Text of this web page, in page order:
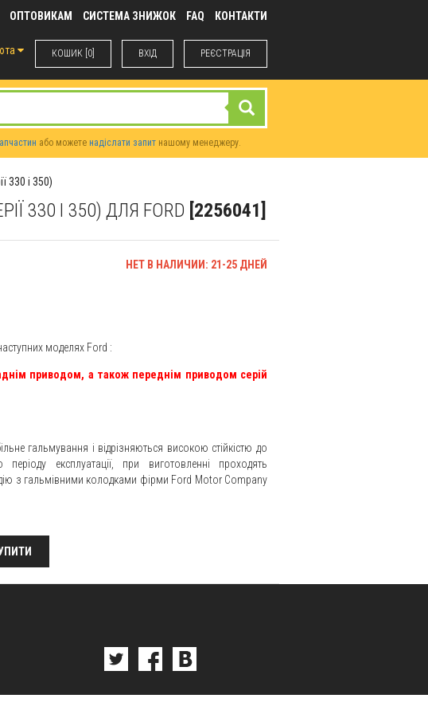
ОПТОВИКАМ СИСТЕМА ЗНИЖОК FAQ КОНТАКТИ
КОШИК [0] ВХIД РЕЄСТРАЦІЯ
або можете надіслати запит нашому менеджеру.
330 і 350)
330 І 350) ДЛЯ FORD [2256041]
НЕТ В НАЛИЧИИ: 21-25 ДНЕЙ
моделях Ford :
приводом, а також переднім приводом серій
гальмування і відрізняються високою стійкістю до
експлуатації, при виготовленні проходять
з гальмівними колодками фірми Ford Motor Company